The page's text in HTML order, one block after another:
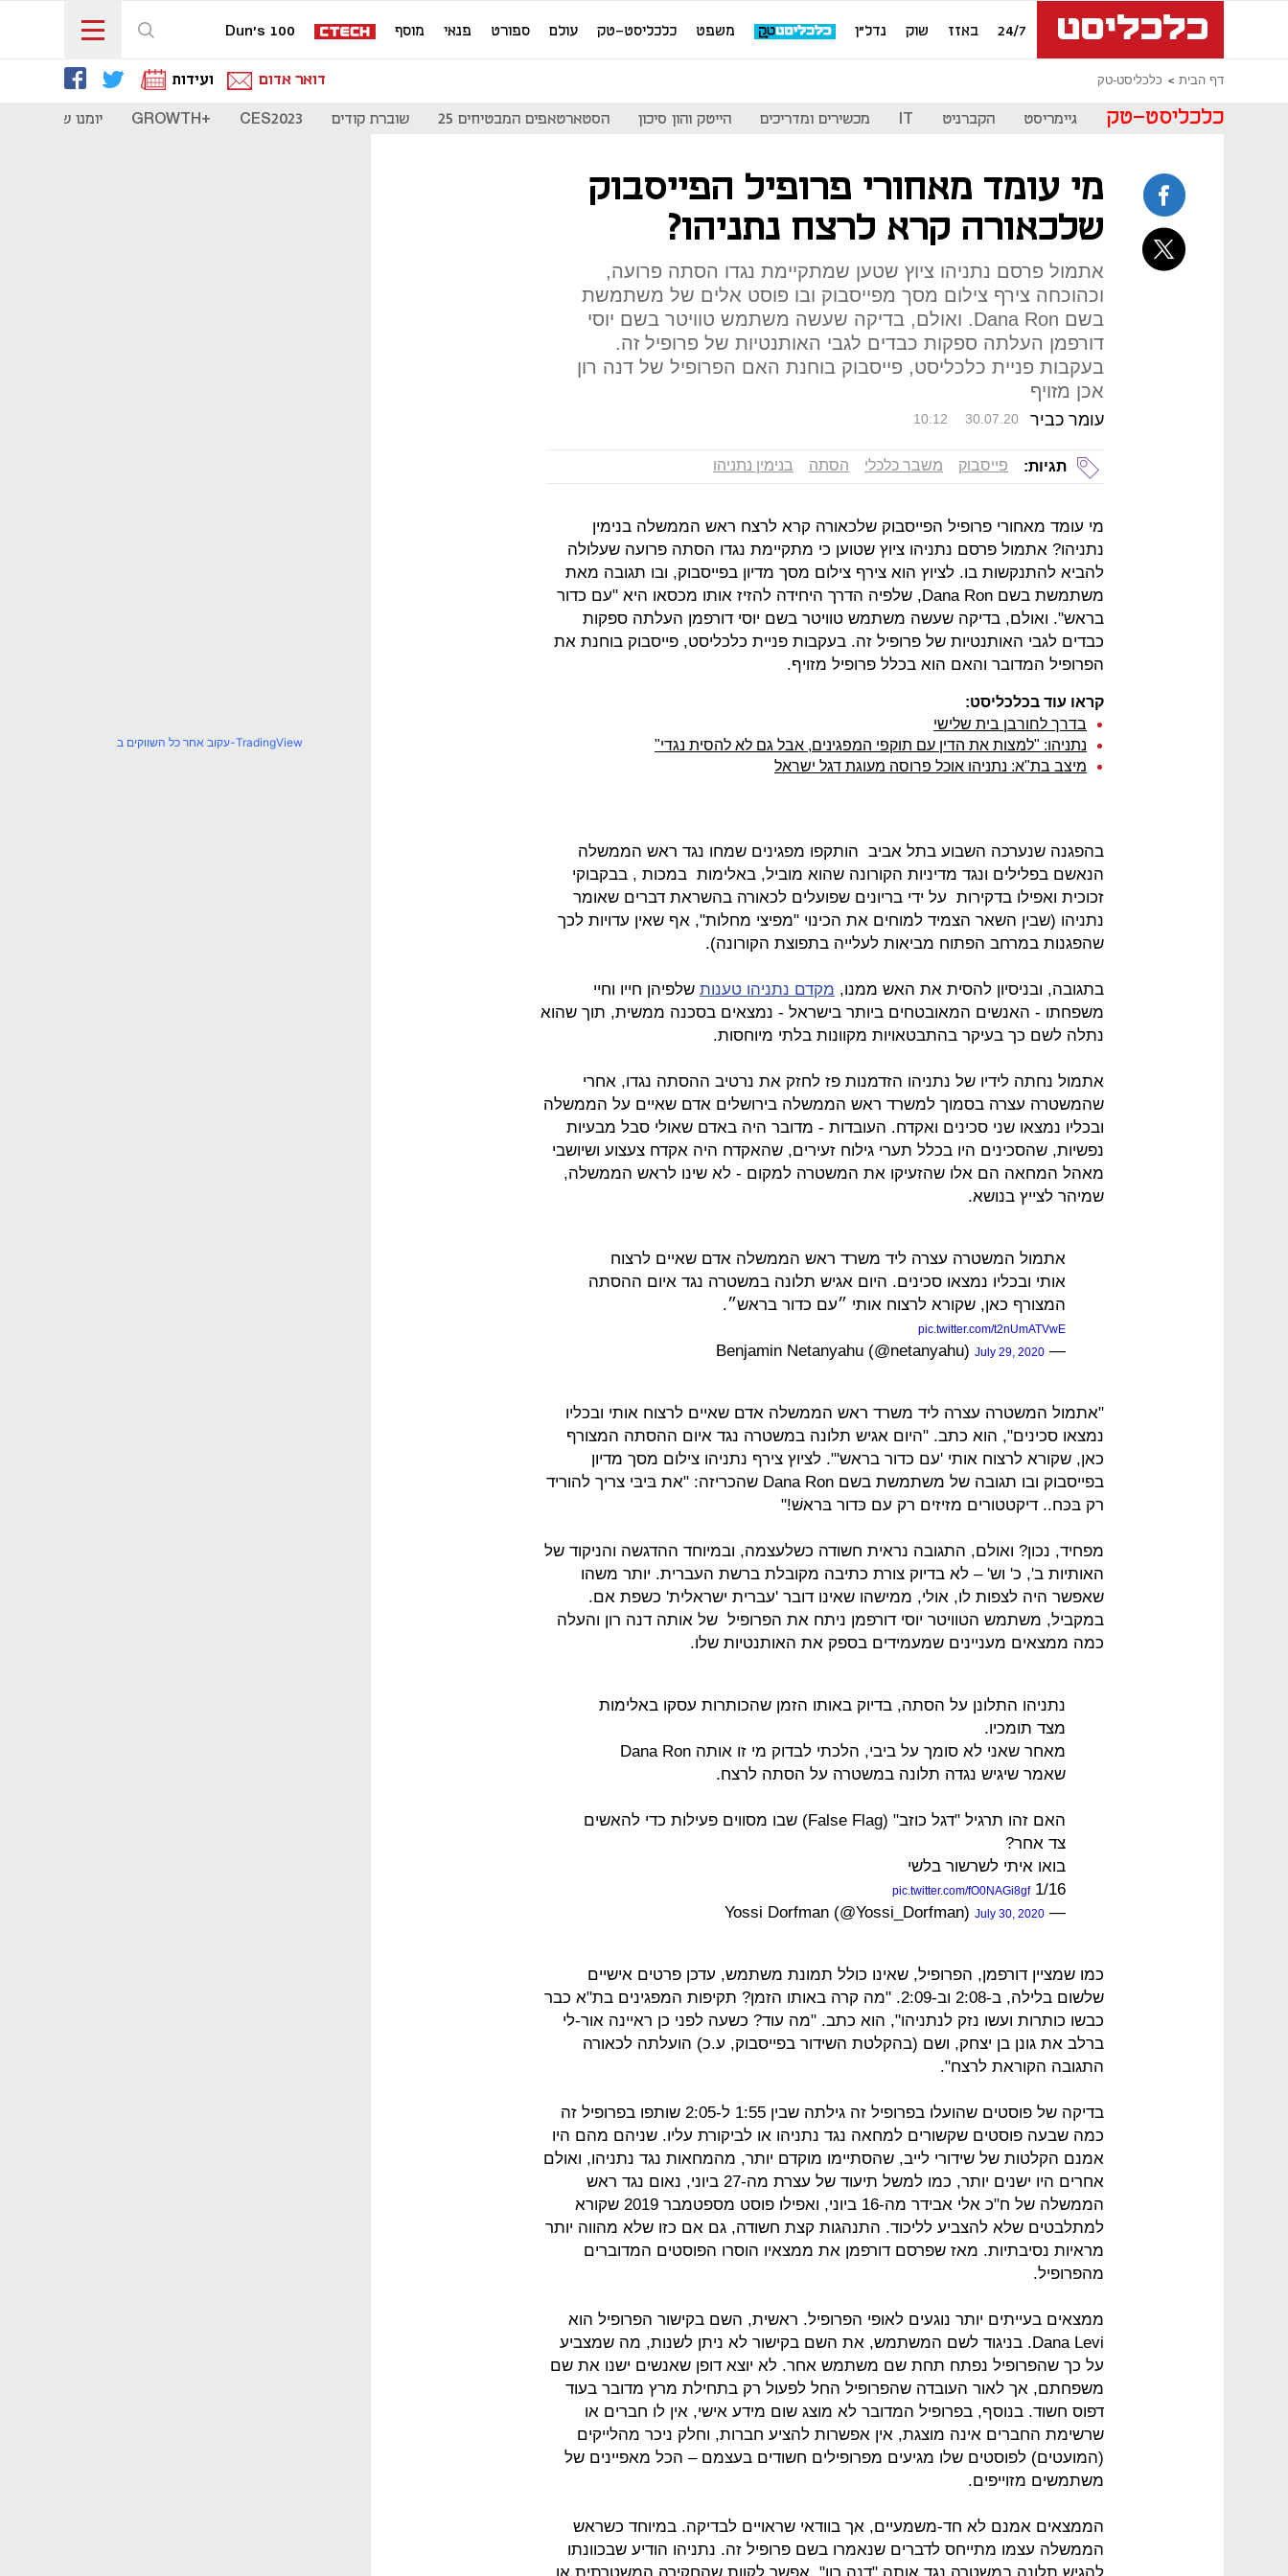
24/7 באזז שוק נדל"ן משפט כלכליסט-טק עולם ספורט פנאי מוסף Dun's 100
דף הבית כלכליסט-טק דואר אדום ועידות
כלכליסט-טק גיימריסט הקברניט IT מכשירים ומדריכים הייטק והון סיכון הסטארטאפים המבטיחים 25 שוברת קודים CES2023
+GROWTH יומנו של
מי עומד מאחורי פרופיל הפייסבוק
שלכאורה קרא לרצח נתניהו?
אתמול פרסם נתניהו ציוץ שטען שמתקיימת נגדו הסתה פרועה,
וכהוכחה צירף צילום מסך מפייסבוק ובו פוסט אלים של משתמשת
בשם Dana Ron. ואולם, בדיקה שעשה משתמש טוויטר בשם יוסי
דורפמן העלתה ספקות כבדים לגבי האותנטיות של פרופיל זה.
בעקבות פניית כלכליסט, פייסבוק בוחנת האם הפרופיל של דנה רון
אכן מזויף
עומר כביר 10:12 30.07.20
תגיות: פייסבוק משבר כלכלי הסתה בנימין נתניהו
מי עומד מאחורי פרופיל הפייסבוק שלכאורה קרא לרצח ראש הממשלה בנימין
נתניהו? אתמול פרסם נתניהו ציוץ שטוען כי מתקיימת נגדו הסתה פרועה שעלולה
להביא להתנקשות בו. לציוץ הוא צירף צילום מסך מדיון בפייסבוק, ובו תגובה מאת
משתמשת בשם Dana Ron, שלפיה הדרך היחידה להזיז אותו מכסאו היא "עם כדור
בראש". ואולם, בדיקה שעשה משתמש טוויטר בשם יוסי דורפמן העלתה ספקות
כבדים לגבי האותנטיות של פרופיל זה. בעקבות פניית כלכליסט, פייסבוק בוחנת את
הפרופיל המדובר והאם הוא בכלל פרופיל מזויף.
קראו עוד בכלכליסט:
בדרך לחורבן בית שלישי
נתניהו: "למצות את הדין עם תוקפי המפגינים, אבל גם לא להסית נגדי"
מיצב בת"א: נתניהו אוכל פרוסה מעוגת דגל ישראל
בהפגנה שנערכה השבוע בתל אביב הותקפו מפגינים שמחו נגד ראש הממשלה
הנאשם בפלילים ונגד מדיניות הקורונה שהוא מוביל, באלימות במכות , בבקבוקי
זכוכית ואפילו בדקירות על ידי בריונים שפועלים לכאורה בהשראת דברים שאומר
נתניהו (שבין השאר הצמיד למוחים את הכינוי "מפיצי מחלות", אף שאין עדויות לכך
שהפגנות במרחב הפתוח מביאות לעלייה בתפוצת הקורונה).
בתגובה, ובניסיון להסית את האש ממנו, מקדם נתניהו טענות שלפיהן חייו וחיי
משפחתו - האנשים המאובטחים ביותר בישראל - נמצאים בסכנה ממשית, תוך שהוא
נתלה לשם כך בעיקר בהתבטאויות מקוונות בלתי מיוחסות.
אתמול נחתה לידיו של נתניהו הזדמנות פז לחזק את נרטיב ההסתה נגדו, אחרי
שהמשטרה עצרה בסמוך למשרד ראש הממשלה בירושלים אדם שאיים על הממשלה
ובכליו נמצאו שני סכינים ואקדח. העובדות - מדובר היה באדם שאולי סבל מבעיות
נפשיות, שהסכינים היו בכלל תערי גילוח זעירים, שהאקדח היה אקדח צעצוע ושיושבי
מאהל המחאה הם אלו שהזעיקו את המשטרה למקום - לא שינו לראש הממשלה,
שמיהר לצייץ בנושא.
אתמול המשטרה עצרה ליד משרד ראש הממשלה אדם שאיים לרצוח
אותי ובכליו נמצאו סכינים. היום אגיש תלונה במשטרה נגד איום ההסתה
המצורף כאן, שקורא לרצוח אותי ״עם כדור בראש״.
pic.twitter.com/t2nUmATVwE
— Benjamin Netanyahu (@netanyahu)
July 29, 2020
"אתמול המשטרה עצרה ליד משרד ראש הממשלה אדם שאיים לרצוח אותי ובכליו
נמצאו סכינים", הוא כתב. "היום אגיש תלונה במשטרה נגד איום ההסתה המצורף
כאן, שקורא לרצוח אותי 'עם כדור בראש'". לציוץ צירף נתניהו צילום מסך מדיון
בפייסבוק ובו תגובה של משתמשת בשם Dana Ron שהכריזה: "את בּיבּי צריך להוריד
רק בּכּח.. דיקטטורים מזיזים רק עם כּדור בּראשׁ!"
מפחיד, נכון? ואולם, התגובה נראית חשודה כשלעצמה, ובמיוחד ההדגשה והניקוד של
האותיות ב', כ' וש' – לא בדיוק צורת כתיבה מקובלת ברשת העברית. יותר משהו
שאפשר היה לצפות לו, אולי, ממישהו שאינו דובר 'עברית ישראלית' כשפת אם.
במקביל, משתמש הטוויטר יוסי דורפמן ניתח את הפרופיל של אותה דנה רון והעלה
כמה ממצאים מעניינים שמעמידים בספק את האותנטיות שלו.
נתניהו התלונן על הסתה, בדיוק באותו הזמן שהכותרות עסקו באלימות
מצד תומכיו.
מאחר שאני לא סומך על ביבי, הלכתי לבדוק מי זו אותה Dana Ron
שאמר שיגיש נגדה תלונה במשטרה על הסתה לרצח.
האם זהו תרגיל "דגל כוזב" (False Flag) שבו מסווים פעילות כדי להאשים
צד אחר?
בואו איתי לשרשור בלשי
1/16
pic.twitter.com/fO0NAGi8gf
— Yossi Dorfman (@Yossi_Dorfman)
July 30, 2020
כמו שמציין דורפמן, הפרופיל, שאינו כולל תמונת משתמש, עדכן פרטים אישיים
שלשום בלילה, ב-2:08 וב-2:09. "מה קרה באותו הזמן? תקיפות המפגינים בת"א כבר
כבשו כותרות ועשו נזק לנתניהו", הוא כתב. "מה עוד? כשעה לפני כן ראיינה אור-לי
ברלב את גונן בן יצחק, ושם (בהקלטת השידור בפייסבוק, ע.כ) הועלתה לכאורה
התגובה הקוראת לרצח".
בדיקה של פוסטים שהועלו בפרופיל זה גילתה שבין 1:55 ל-2:05 שותפו בפרופיל זה
כמה שבעה פוסטים שקשורים למחאה נגד נתניהו או לביקורת עליו. שניהם מהם היו
אמנם הקלטות של שידורי לייב, שהסתיימו מוקדם יותר, מהמחאות נגד נתניהו, ואולם
אחרים היו ישנים יותר, כמו למשל תיעוד של עצרת מה-27 ביוני, נאום נגד ראש
הממשלה של ח"כ אלי אבידר מה-16 ביוני, ואפילו פוסט מספטמבר 2019 שקורא
למתלבטים שלא להצביע לליכוד. התנהגות קצת חשודה, גם אם כזו שלא מהווה יותר
מראיות נסיבתיות. מאז שפרסם דורפמן את ממצאיו הוסרו הפוסטים המדוברים
מהפרופיל.
ממצאים בעייתים יותר נוגעים לאופי הפרופיל. ראשית, השם בקישור הפרופיל הוא
Dana Levi. בניגוד לשם המשתמש, את השם בקישור לא ניתן לשנות, מה שמצביע
על כך שהפרופיל נפתח תחת שם משתמש אחר. לא יוצא דופן שאנשים ישנו את שם
משפחתם, אך לאור העובדה שהפרופיל החל לפעול רק בתחילת מרץ מדובר בעוד
דפוס חשוד. בנוסף, בפרופיל המדובר לא מוצג שום מידע אישי, אין לו חברים או
שרשימת החברים אינה מוצגת, אין אפשרות להציע חברות, וחלק ניכר מהלייקים
(המועטים) לפוסטים שלו מגיעים מפרופילים חשודים בעצמם – הכל מאפיינים של
משתמשים מזוייפים.
הממצאים אמנם לא חד-משמעיים, אך בוודאי שראויים לבדיקה. במיוחד כשראש
הממשלה עצמו מתייחס לדברים שנאמרו בשם פרופיל זה. נתניהו הודיע שבכוונתו
עקוב אחר כל השווקים ב-TradingView